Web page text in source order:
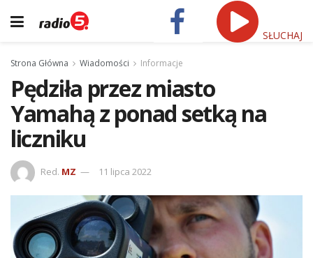
SŁUCHAJ
Strona Główna Wiadomości Informacje
Pędziła przez miasto
Yamahą z ponad setką na
liczniku
Red. MZ 11 lipca 2022